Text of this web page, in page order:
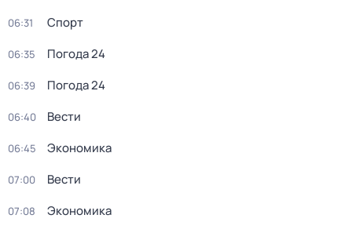
06:31 Спорт
06:35 Погода 24
06:39 Погода 24
06:40 Вести
06:45 Экономика
07:00 Вести
07:08 Экономика